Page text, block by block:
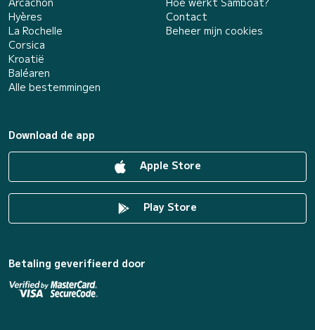
Hyères
La Rochelle
Corsica
Kroatië
Baléaren
Alle bestemmingen
Contact
Beheer mijn cookies
Download de app
Apple Store
Play Store
Betaling geverifieerd door